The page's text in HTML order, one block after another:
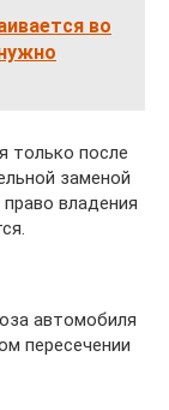
во
только после
заменой
владения
автомобиля
пересечении